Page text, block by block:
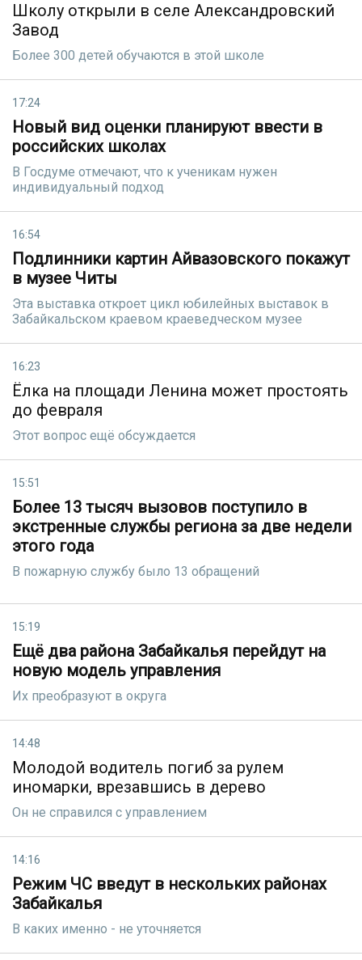
Школу открыли в селе Александровский
Завод
Более 300 детей обучаются в этой школе
17:24
Новый вид оценки планируют ввести в
российских школах
В Госдуме отмечают, что к ученикам нужен
индивидуальный подход
16:54
Подлинники картин Айвазовского покажут
в музее Читы
Эта выставка откроет цикл юбилейных выставок в
Забайкальском краевом краеведческом музее
16:23
Ёлка на площади Ленина может простоять
до февраля
Этот вопрос ещё обсуждается
15:51
Более 13 тысяч вызовов поступило в
экстренные службы региона за две недели
этого года
В пожарную службу было 13 обращений
15:19
Ещё два района Забайкалья перейдут на
новую модель управления
Их преобразуют в округа
14:48
Молодой водитель погиб за рулем
иномарки, врезавшись в дерево
Он не справился с управлением
14:16
Режим ЧС введут в нескольких районах
Забайкалья
В каких именно - не уточняется